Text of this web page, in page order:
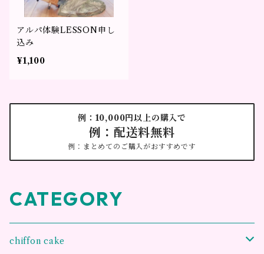
アルパ体験LESSON申し
込み
¥1,100
例：10,000円以上の購入で
例：配送料無料
例：まとめてのご購入がおすすめです
CATEGORY
chiffon cake